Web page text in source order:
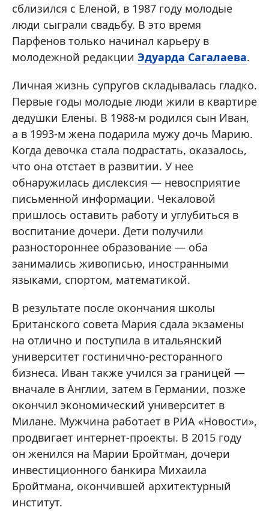
сблизился с Еленой, в 1987 году молодые
люди сыграли свадьбу. В это время
Парфенов только начинал карьеру в
молодежной редакции Эдуарда Сагалаева.
Личная жизнь супругов складывалась гладко.
Первые годы молодые люди жили в квартире
дедушки Елены. В 1988-м родился сын Иван,
а в 1993-м жена подарила мужу дочь Марию.
Когда девочка стала подрастать, оказалось,
что она отстает в развитии. У нее
обнаружилась дислексия — невосприятие
письменной информации. Чекаловой
пришлось оставить работу и углубиться в
воспитание дочери. Дети получили
разностороннее образование — оба
занимались живописью, иностранными
языками, спортом, математикой.
В результате после окончания школы
Британского совета Мария сдала экзамены
на отлично и поступила в итальянский
университет гостинично-ресторанного
бизнеса. Иван также учился за границей —
вначале в Англии, затем в Германии, позже
окончил экономический университет в
Милане. Мужчина работает в РИА «Новости»,
продвигает интернет-проекты. В 2015 году
он женился на Марии Бройтман, дочери
инвестиционного банкира Михаила
Бройтмана, окончившей архитектурный
институт.